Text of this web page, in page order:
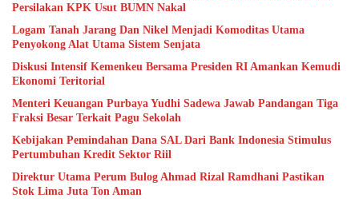
Persilakan KPK Usut BUMN Nakal
Logam Tanah Jarang Dan Nikel Menjadi Komoditas Utama
Penyokong Alat Utama Sistem Senjata
Diskusi Intensif Kemenkeu Bersama Presiden RI Amankan Kemudi
Ekonomi Teritorial
Menteri Keuangan Purbaya Yudhi Sadewa Jawab Pandangan Tiga
Fraksi Besar Terkait Pagu Sekolah
Kebijakan Pemindahan Dana SAL Dari Bank Indonesia Stimulus
Pertumbuhan Kredit Sektor Riil
Direktur Utama Perum Bulog Ahmad Rizal Ramdhani Pastikan
Stok Lima Juta Ton Aman